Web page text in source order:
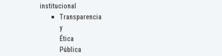
institucional
Transparencia
y
Ética
Pública